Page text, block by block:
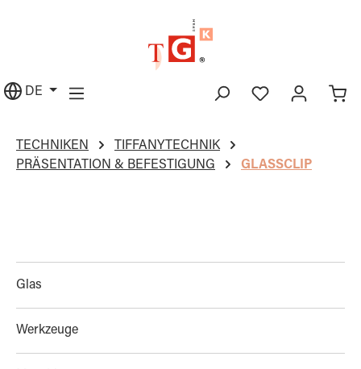
DE
TECHNIKEN
TIFFANYTECHNIK
PRÄSENTATION & BEFESTIGUNG
GLASSCLIP
Glas
Werkzeuge